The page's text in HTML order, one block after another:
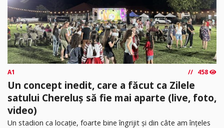
A1 458
Un concept inedit, care a făcut ca Zilele
satului Chereluș să fie mai aparte (live, foto,
video)
Un stadion ca locație, foarte bine îngrijit și din câte am înțeles